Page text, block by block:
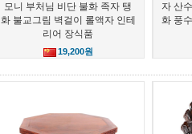
모니 부처님 비단 불화 족자 탱
화 불교그림 벽걸이 롤액자 인테
리어 장식품
19,200원
자 산
화 풍